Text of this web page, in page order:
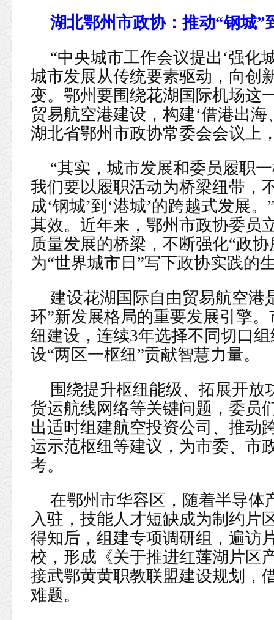
湖北鄂州市政协：推动“钢城”
“中央城市工作会议提出‘强化
城市发展从传统要素驱动，向创
变。鄂州要围绕花湖国际机场这
贸易航空港建设，构建‘借港出
湖北省鄂州市政协常委会会议上
“其实，城市发展和委员履职
我们要以履职活动为桥梁纽带，
成‘钢城’到‘港城’的跨越式发展
其效。近年来，鄂州市政协委员
质量发展的桥梁，不断强化“政
为“世界城市日”写下政协实践的
建设花湖国际自由贸易航空港
环”新发展格局的重要发展引擎
纽建设，连续3年选择不同切口
设“两区一枢纽”贡献智慧力量。
围绕提升枢纽能级、拓展开
货运航线网络等关键问题，委员
出适时组建航空投资公司、推动
运示范枢纽等建议，为市委、市
考。
在鄂州市华容区，随着半导体
入驻，技能人才短缺成为制约片
得知后，组建专项调研组，遍访
校，形成《关于推进红莲湖片区
接武鄂黄黄职教联盟建设规划，
难题。